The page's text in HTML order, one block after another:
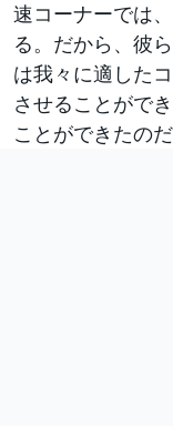
速コーナーでは
る。だから、彼
は我々に適した
させることがで
ことができたのだ